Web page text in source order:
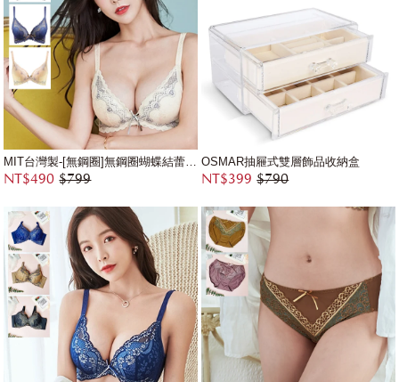
NT$490 $799
OSMAR抽屜式雙層飾品收納盒
NT$399 $790